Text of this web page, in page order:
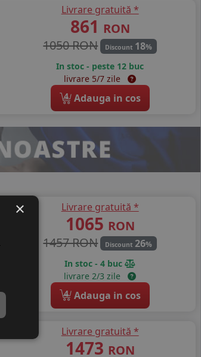
Livrare gratuită *
861 RON
1050 RON
Discount 18%
In stoc - peste 12 buc
livrare 5/7 zile
4 Adauga in cos
Livrare gratuită *
1065 RON
1457 RON
Discount26%
In stoc - 4 buc
livrare 2/3 zile
4 Adauga in cos
Livrare gratuită *
1473 RON
×